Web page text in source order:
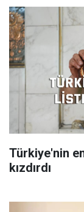
Türkiye'nin
kızdırdı